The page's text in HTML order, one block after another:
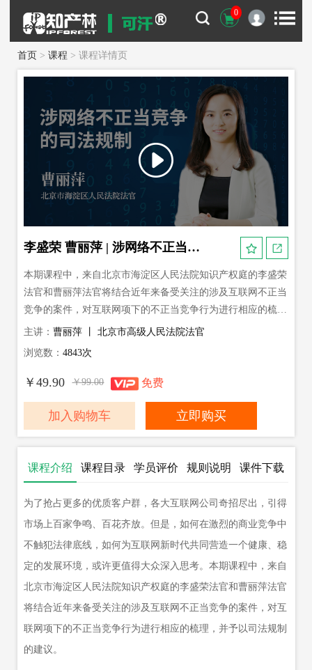
0
首页 > 课程 > 课程详情页
李盛荣 曹丽萍 | 涉网络不正当竞争的司法规制
本期课程中，来自北京市海淀区人民法院知识产权庭的李盛荣
法官和曹丽萍法官将结合近年来备受关注的涉及互联网不正当
竞争的案件，对互联网项下的不正当竞争行为进行相应的梳
理，并予以司法规制的建议
主讲：曹丽萍 丨 北京市高级人民法院法官
浏览数：4843次
￥49.90 ￥99.00 免费
加入购物车 立即购买
课程介绍 课程目录 学员评价
）
规则说明 课件下载
为了抢占更多的优质客户群，各大互联网公司奇招尽出，引得
市场上百家争鸣、百花齐放。但是，如何在激烈的商业竞争中
不触犯法律底线，如何为互联网新时代共同营造一个健康、稳
定的发展环境，或许更值得大众深入思考。本期课程中，来自
北京市海淀区人民法院知识产权庭的李盛荣法官和曹丽萍法官
将结合近年来备受关注的涉及互联网不正当竞争的案件，对互
联网项下的不正当竞争行为进行相应的梳理，并予以司法规制
的建议。